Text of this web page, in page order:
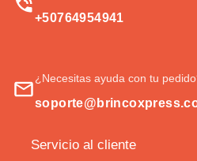
+50764954941
¿Necesitas ayuda con tu
Servicio al cliente